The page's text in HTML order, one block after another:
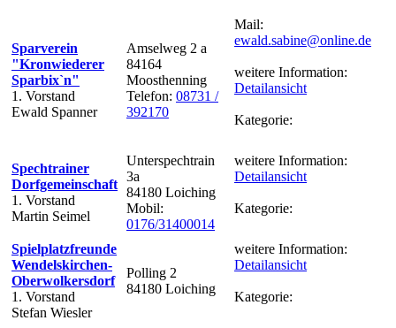
Sparverein
"Kronwiederer
Sparbix`n"
1. Vorstand
Ewald Spanner
Amselweg 2 a
84164
Moosthenning
Telefon: 08731 /
392170
Mail:
ewald.sabine@online.de
weitere Information:
Detailansicht
Kategorie:
Spechtrainer
Dorfgemeinschaft
1. Vorstand
Martin Seimel
Unterspechtrain
3a
84180 Loiching
Mobil:
0176/31400014
weitere Information:
Detailansicht
Kategorie:
Spielplatzfreunde
Wendelskirchen-
Oberwolkersdorf
1. Vorstand
Stefan Wiesler
Polling 2
84180 Loiching
weitere Information:
Detailansicht
Kategorie: